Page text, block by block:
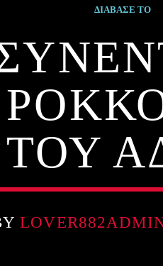
ΔΙΑΒΑΣΕ ΤΟ